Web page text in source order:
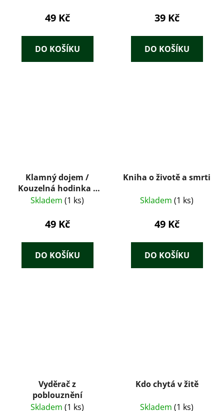
49 Kč
DO KOŠÍKU
39 Kč
DO KOŠÍKU
Klamný dojem /
Kouzelná hodinka /
Advokát / Největší
Skladem (1 ks)
49 Kč
DO KOŠÍKU
Kniha o životě a smrti
Skladem (1 ks)
49 Kč
DO KOŠÍKU
Vyděrač z
poblouznění
Skladem (1 ks)
Kdo chytá v žitě
Skladem (1 ks)